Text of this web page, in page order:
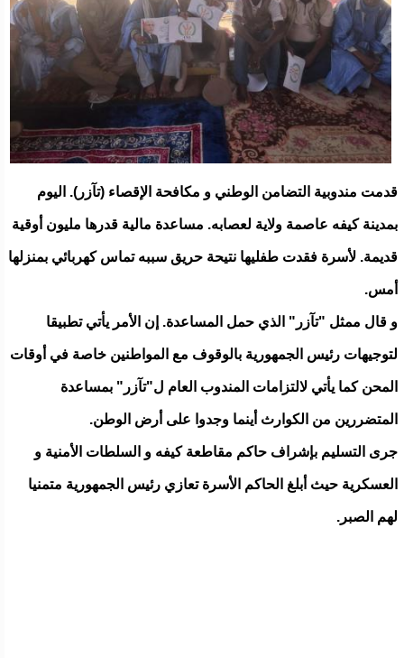
قدمت مندوبية التضامن الوطني و مكافحة الإقصاء (تآزر). اليوم
بمدينة كيفه عاصمة ولاية لعصابه. مساعدة مالية قدرها مليون أوقية
قديمة. لأسرة فقدت طفليها نتيحة حريق سببه تماس كهربائي بمنزلها
أمس.
و قال ممثل "تآزر" الذي حمل المساعدة. إن الأمر يأتي تطبيقا
لتوجيهات رئيس الجمهورية بالوقوف مع المواطنين خاصة في أوقات
المحن كما يأتي لالتزامات المندوب العام ل"تآزر" بمساعدة
المتضررين من الكوارث أينما وجدوا على أرض الوطن.
جرى التسليم بإشراف حاكم مقاطعة كيفه و السلطات الأمنية و
العسكرية حيث أبلغ الحاكم الأسرة تعازي رئيس الجمهورية متمنيا
لهم الصبر.